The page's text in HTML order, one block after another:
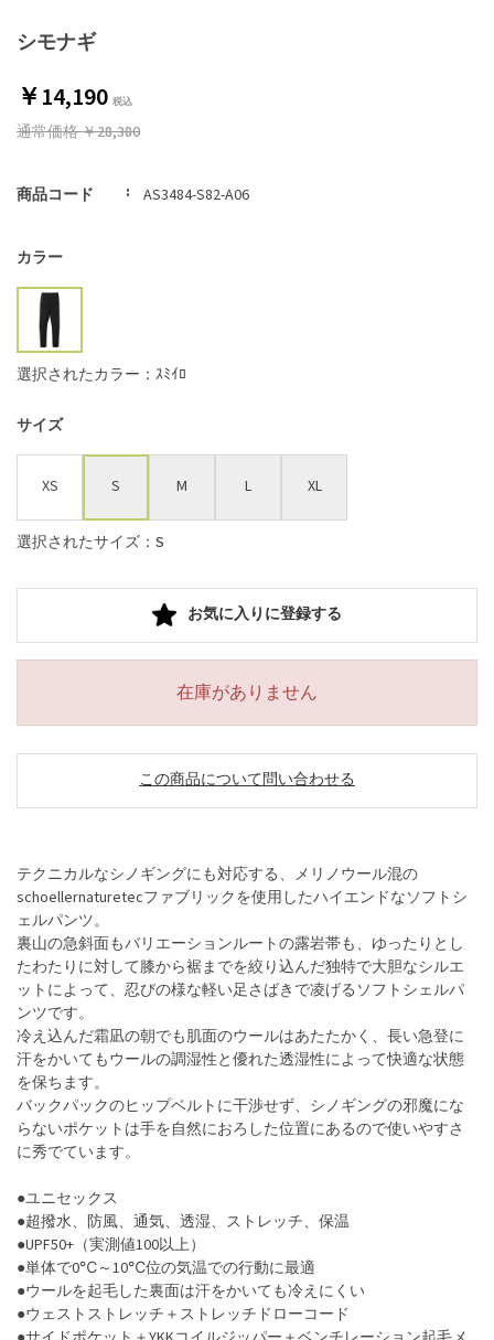
シモナギ
￥14,190
通常価格￥28,380
商品コード AS3484-S82-A06
カラー
選択されたカラー：ｽﾐｲﾛ
サイズ
XS S M L XL
選択されたサイズ：S
お気に入りに登録する
在庫がありません
この商品について問い合わせる
テクニカルなシノギングにも対応する、メリノウール混の
schoellernaturetecファブリックを使用したハイエンドなソフトシ
ェルパンツ。
裏山の急斜面もバリエーションルートの露岩帯も、ゆったりとし
たわたりに対して膝から裾までを絞り込んだ独特で大胆なシルエ
ットによって、忍びの様な軽い足さばきで凌げるソフトシェルパ
ンツです。
冷え込んだ霜凪の朝でも肌面のウールはあたたかく、長い急登に
汗をかいてもウールの調湿性と優れた透湿性によって快適な状態
を保ちます。
バックパックのヒップベルトに干渉せず、シノギングの邪魔にな
らないポケットは手を自然におろした位置にあるので使いやすさ
に秀でています。
●ユニセックス
●超撥水、防風、通気、透湿、ストレッチ、保温
●UPF50+（実測値100以上）
●単体で0℃～10℃位の気温での行動に最適
●ウールを起毛した裏面は汗をかいても冷えにくい
●ウェストストレッチ＋ストレッチドローコード